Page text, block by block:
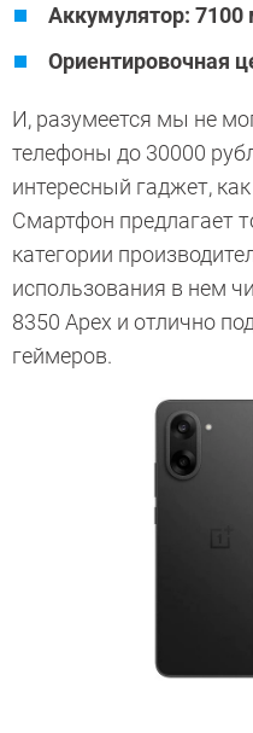
Аккумулятор: 7100
Ориентировочная
И, разумеется мы не
телефоны до 30000
интересный гаджет,
Смартфон предлагает
категории
использования в нем
8350 Apex и отлично
геймеров.